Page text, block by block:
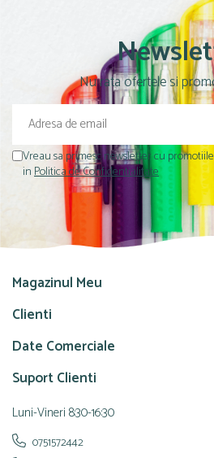
Nu rata ofertele si
Vreau sa primesc newsletter cu
inPolitica de Confidentialitate
Magazinul Meu
Clienti
Date Comerciale
Suport Clienti
Luni-Vineri 8:30-16:30
0751572442